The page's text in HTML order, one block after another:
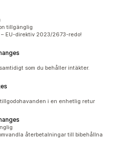
tillgänglig
EU-direktiv 2023/2673-redo!
som du behåller intäkter.
i en enhetlig retur
återbetalningar till bibehållna